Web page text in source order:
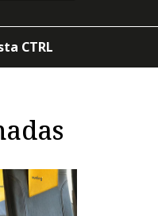
CTRL